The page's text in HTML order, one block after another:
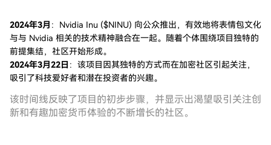
2024年3月 ：Nvidia Inu ($NINU) 向公众推出，有效地将表情包文化
与与 Nvidia 相关的技术精神融合在一起。随着个体围绕项目独特的
前提集结，社区开始形成。
2024年3月22日 ：该项目因其独特的方式而在加密社区引起关注，
吸引了科技爱好者和潜在投资者的兴趣。
该时间线反映了项目的初步步骤，并显示出渴望吸引关注创
新和有趣加密货币体验的不断增长的社区。